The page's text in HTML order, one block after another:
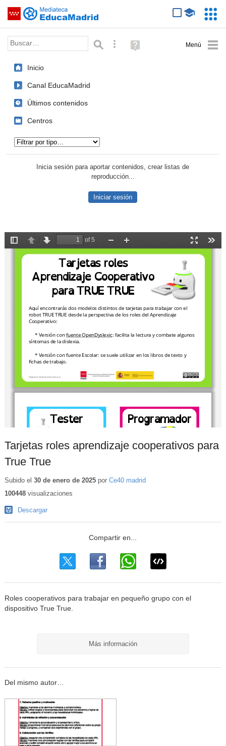
Saltar navegación
Palabra o frase: Búsqueda avanzada
Ayuda
(en
Inicio
Canal EducaMadrid
Últimos contenidos
Centros
Inicia sesión para aportar contenidos, crear listas de
reproducción...
Iniciar sesión
Tarjetas roles aprendizaje cooperativos para
True True
Subido el 30 de enero de 2025por Ce40 madrid
100448visualizaciones
Descargar
Roles cooperativos para trabajar en pequeño grupo con el
dispositivo True True.
Más información
Del mismo autor…